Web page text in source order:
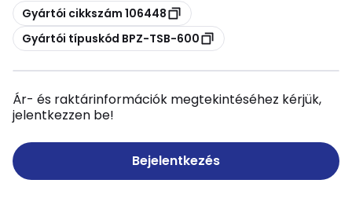
Másolás
Gyártói cikkszám 106448
Másolás
Gyártói típuskód BPZ-TSB-600
Ár- és raktárinformációk megtekintéséhez kérjük,
jelentkezzen be!
Bejelentkezés